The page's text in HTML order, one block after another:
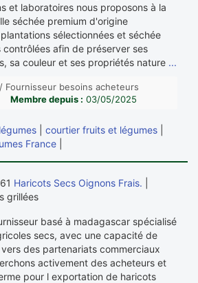
et laboratoires nous proposons à la
séchée premium d'origine
sélectionnées et séchée
afin de préserver ses
sa couleur et ses propriétés nature ...
Fournisseur besoins acheteurs
Membre depuis : 03/05/2025
courtier fruits et légumes
France
Haricots Secs Oignons Frais.
grillées
basé à madagascar spécialisé
secs, avec une capacité de
des partenariats commerciaux
activement des acheteurs et
pour l exportation de haricots